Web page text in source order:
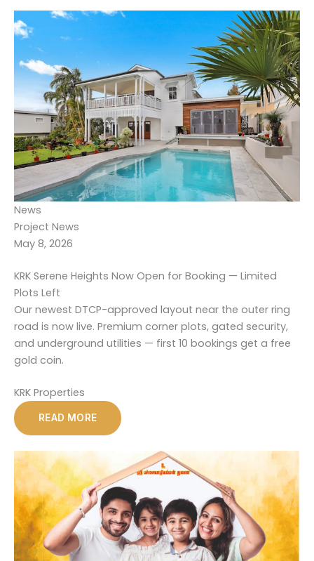
News
Project News
May 8, 2026
KRK Serene Heights Now Open for Booking — Limited
Plots Left
Our newest DTCP-approved layout near the outer ring
road is now live. Premium corner plots, gated security,
and underground utilities — first 10 bookings get a free
gold coin.
KRK Properties
READ MORE